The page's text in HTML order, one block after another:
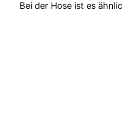
Bei der Hose ist es